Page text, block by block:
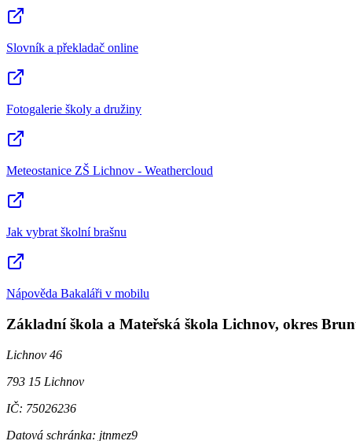
Slovník a překladač online
Fotogalerie školy a družiny
Meteostanice ZŠ Lichnov - Weathercloud
Jak vybrat školní brašnu
Nápověda Bakaláři v mobilu
Základní škola a Mateřská škola Lichnov, okres
Lichnov 46
793 15 Lichnov
IČ: 75026236
Datová schránka: jtnmez9